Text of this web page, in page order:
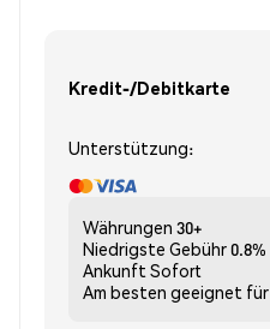
Kredit-/Debitkarte
Unterstützung:
Währungen 30+
Niedrigste Gebühr0.8%
Ankunft Sofort
Am besten geeignet für